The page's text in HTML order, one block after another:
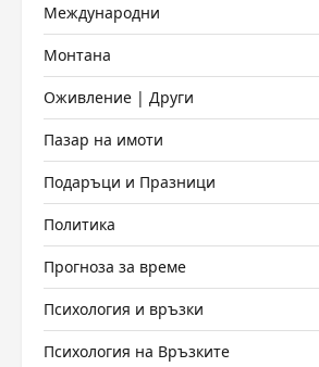
Международни
Монтана
Оживление | Други
Пазар на имоти
Подаръци и Празници
Политика
Прогноза за време
Психология и връзки
Психология на Връзките